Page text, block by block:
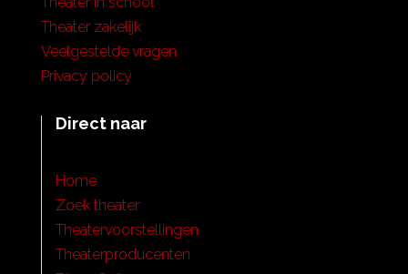
Theater zakelijk
Veelgestelde vragen
Privacy policy
Direct naar
Home
Zoek theater
Theatervoorstellingen
Theaterproducenten